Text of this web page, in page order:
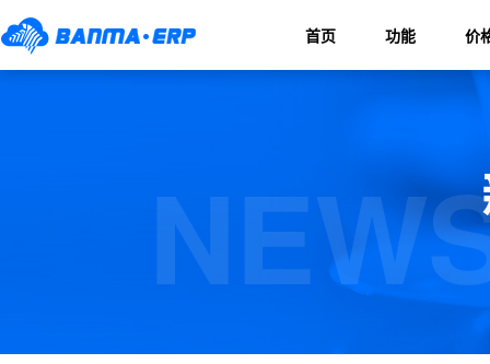
首页 功能 价